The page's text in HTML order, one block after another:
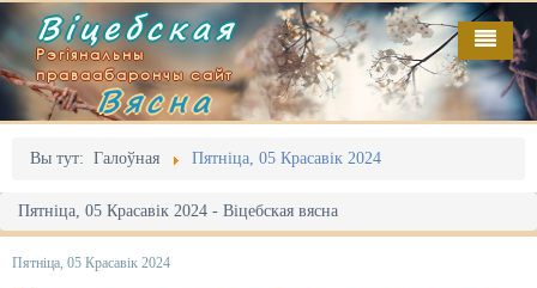
Віцебская
Рэгіянальны
праваабарончы сайт
Вясна
Вы тут: Галоўная Пятніца, 05 Красавік 2024
Пятніца, 05 Красавік 2024 - Віцебская вясна
Пятніца, 05 Красавік 2024
Галоўная
Адміністрацыйны перасьлед
Акцыі
Выданьні
Відэа